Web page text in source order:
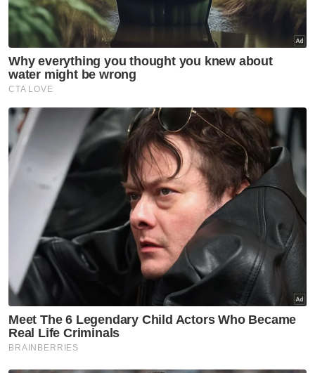
juga dibiayai oleh Yayasan Raja Shamri kerana
keluarga saya tiada kenderaan.
Artikel Berkaitan:
Tak sempat daftar universiti, remaja maut kereta
Terengganu siasat video tular konsert di dewan
universiti
Hikmah masuk penjara, gadis khatam al-Quran lebih
10 kali
"Semua jasa baik pelbagai pihak dan rakyat
Malaysia sangat saya hargai dan akan belajar
bersungguh-sungguh untuk mengeluarkan
keluarga daripada kemiskinan," katanya.
Kisah kesusahan Nur Amalin Syaffah yang
terpaksa berulang-alik sejauh 30 kilometer
meredah kebun getah dan kelapa sawit bagi
mencari wang persediaan ke universiti